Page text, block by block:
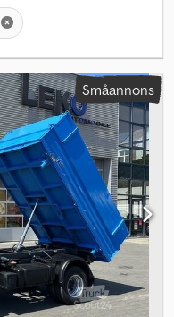
Småannons